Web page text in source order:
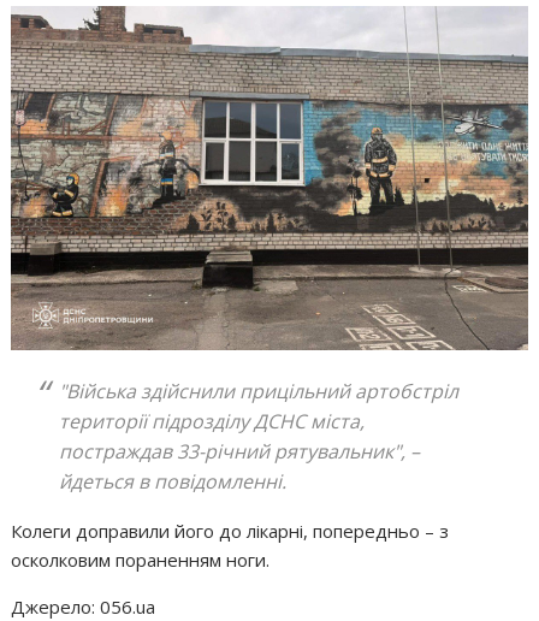
"Війська здійснили прицільний артобстріл
території підрозділу ДСНС міста,
постраждав 33-річний рятувальник", –
йдеться в повідомленні.
Колеги доправили його до лікарні, попередньо – з
осколковим пораненням ноги.
Джерело: 056.ua